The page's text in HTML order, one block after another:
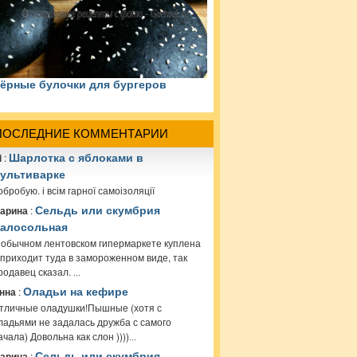
булочки для бургеров
КОММЕНТАРИИ
: Шарлотка с яблоками в
і всім гарної самоізоляції
:Сельдь или скумбрия
лентовском гипермаркете куплена
туда в замороженном виде, так
сказал. ...
:Оладьи на кефире
оладушки!Пышные (хотя с
не задалась дружба с самого
Довольна как слон ))))...